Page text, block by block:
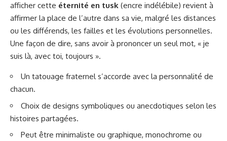
afficher cette éternité en tusk (encre indélébile) revient à
affirmer la place de l’autre dans sa vie, malgré les distances
ou les différends, les failles et les évolutions personnelles.
Une façon de dire, sans avoir à prononcer un seul mot, « je
suis là, avec toi, toujours ».
Un tatouage fraternel s’accorde avec la personnalité de
chacun.
Choix de designs symboliques ou anecdotiques selon les
histoires partagées.
Peut être minimaliste ou graphique, monochrome ou